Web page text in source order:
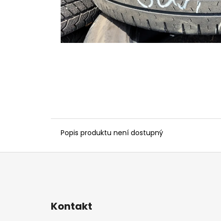
Popis produktu není dostupný
Z
Kontakt